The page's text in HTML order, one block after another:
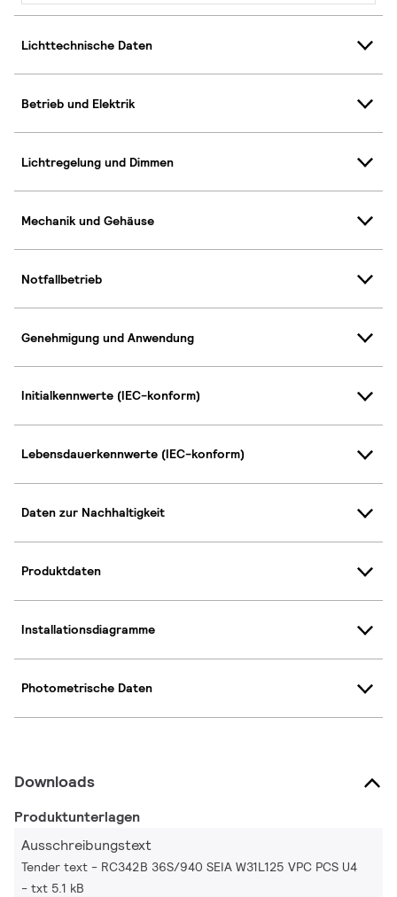
Lichttechnische Daten
Betrieb und Elektrik
Lichtregelung und Dimmen
Mechanik und Gehäuse
Notfallbetrieb
Genehmigung und Anwendung
Initialkennwerte (IEC-konform)
Lebensdauerkennwerte (IEC-konform)
Daten zur Nachhaltigkeit
Produktdaten
Installationsdiagramme
Photometrische Daten
Downloads
Produktunterlagen
Ausschreibungstext
Tender text - RC342B 36S/940 SEIA W31L125 VPC PCS U4
txt 5.1 kB